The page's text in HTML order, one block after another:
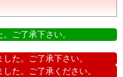
ご了承下さい。
た。ご了承下さい。
た。ご了承ください。